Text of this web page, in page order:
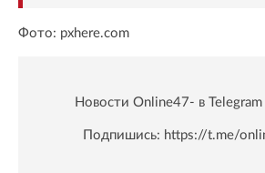
Фото: pxhere.com
Новости Online47- в
Подпишись: https://t.me/